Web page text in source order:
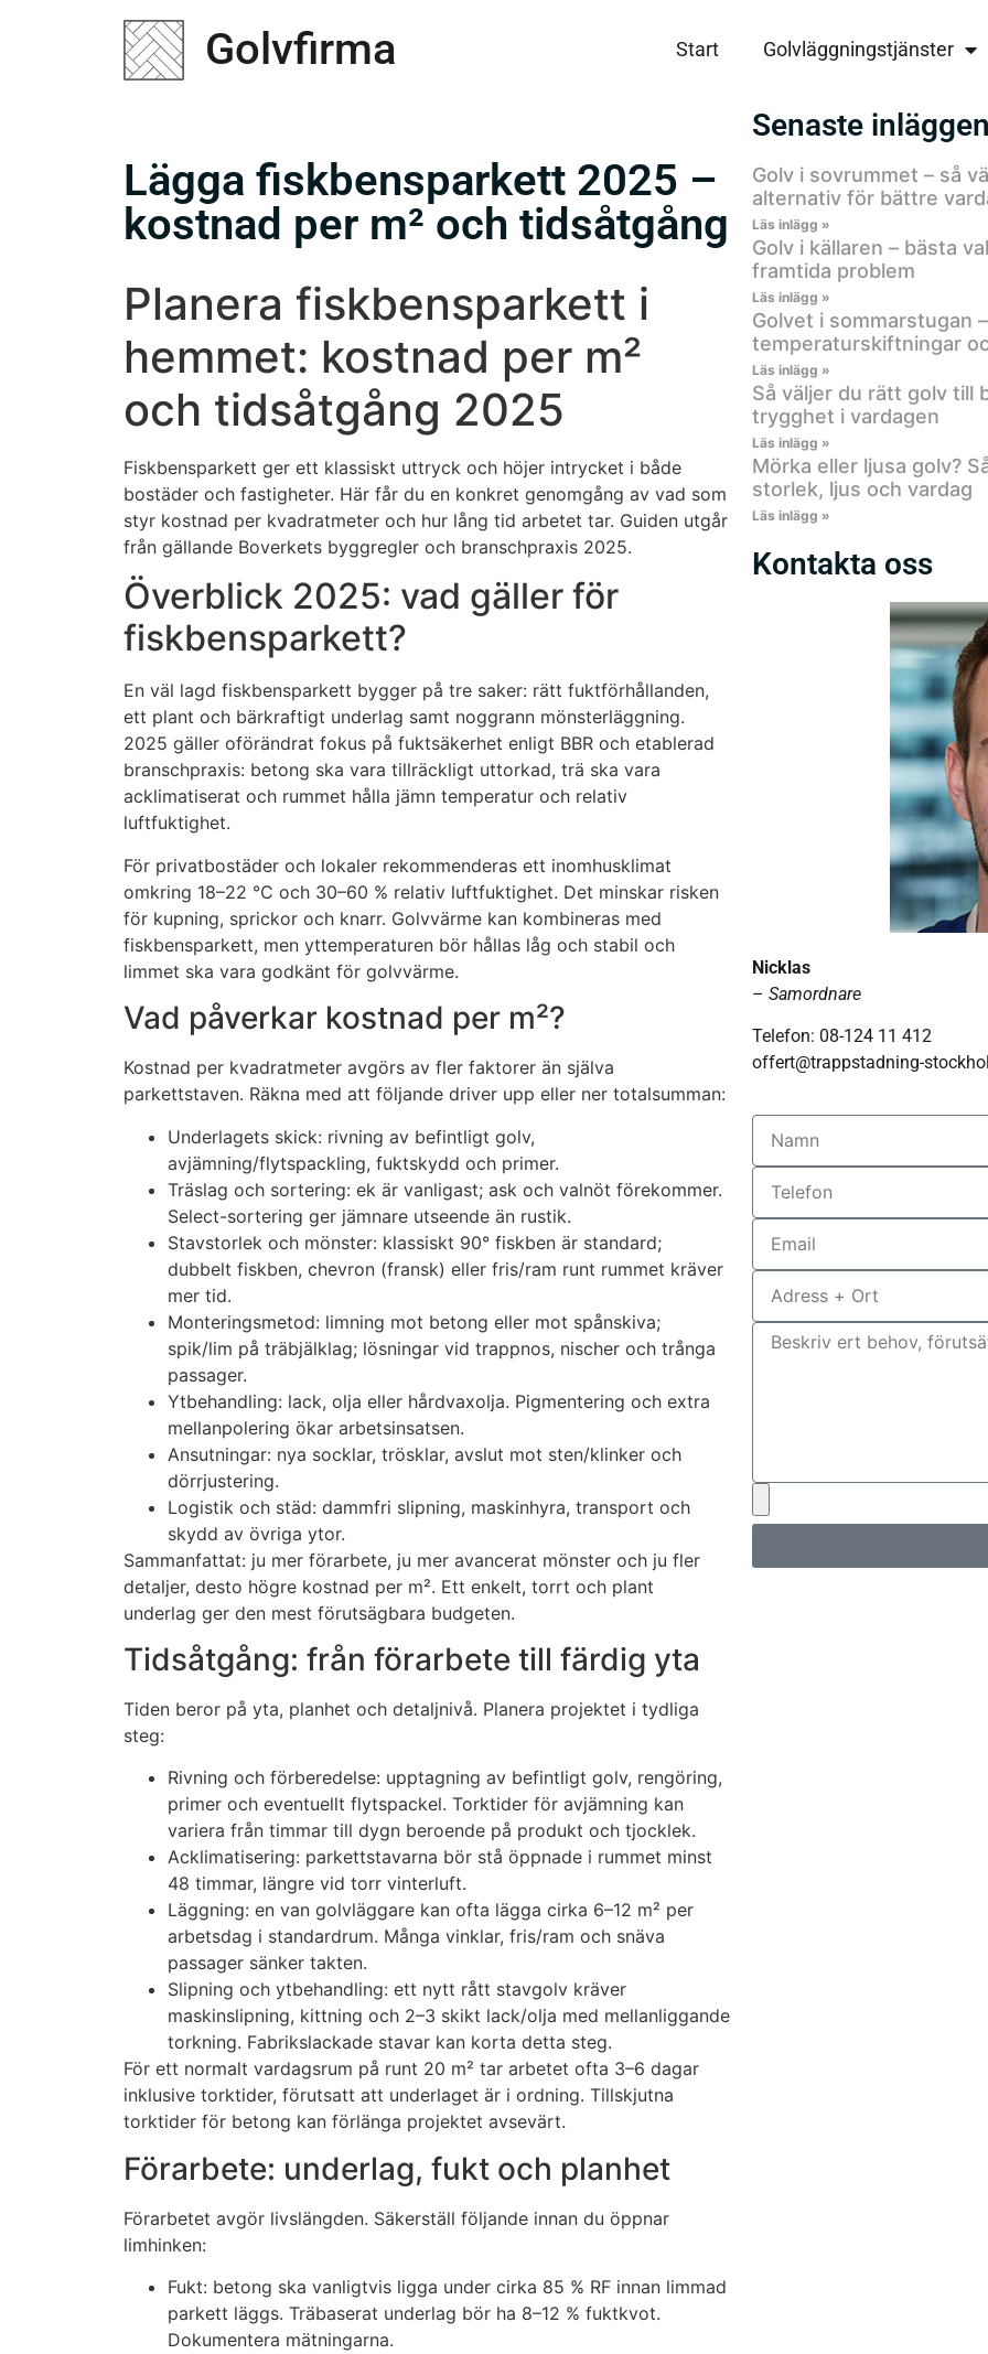
Golvfirma Start Golvläggningstjänster
Lägga fiskbensparkett 2025 –
kostnad per m² och tidsåtgång
Planera fiskbensparkett i
hemmet: kostnad per m²
och tidsåtgång 2025
Fiskbensparkett ger ett klassiskt uttryck och höjer intrycket i både
bostäder och fastigheter. Här får du en konkret genomgång av vad som
styr kostnad per kvadratmeter och hur lång tid arbetet tar. Guiden utgår
från gällande Boverkets byggregler och branschpraxis 2025.
Överblick 2025: vad gäller för
fiskbensparkett?
En väl lagd fiskbensparkett bygger på tre saker: rätt fuktförhållanden,
ett plant och bärkraftigt underlag samt noggrann mönsterläggning.
2025 gäller oförändrat fokus på fuktsäkerhet enligt BBR och etablerad
branschpraxis: betong ska vara tillräckligt uttorkad, trä ska vara
acklimatiserat och rummet hålla jämn temperatur och relativ
luftfuktighet.
För privatbostäder och lokaler rekommenderas ett inomhusklimat
omkring 18–22 °C och 30–60 % relativ luftfuktighet. Det minskar risken
för kupning, sprickor och knarr. Golvvärme kan kombineras med
fiskbensparkett, men yttemperaturen bör hållas låg och stabil och
limmet ska vara godkänt för golvvärme.
Vad påverkar kostnad per m²?
Kostnad per kvadratmeter avgörs av fler faktorer än själva
parkettstaven. Räkna med att följande driver upp eller ner totalsumman:
Underlagets skick: rivning av befintligt golv,
avjämning/flytspackling, fuktskydd och primer.
Träslag och sortering: ek är vanligast; ask och valnöt förekommer.
Select-sortering ger jämnare utseende än rustik.
Stavstorlek och mönster: klassiskt 90° fiskben är standard;
dubbelt fiskben, chevron (fransk) eller fris/ram runt rummet kräver
mer tid.
Monteringsmetod: limning mot betong eller mot spånskiva;
spik/lim på träbjälklag; lösningar vid trappnos, nischer och trånga
passager.
Ytbehandling: lack, olja eller hårdvaxolja. Pigmentering och extra
mellanpolering ökar arbetsinsatsen.
Ansutningar: nya socklar, trösklar, avslut mot sten/klinker och
dörrjustering.
Logistik och städ: dammfri slipning, maskinhyra, transport och
skydd av övriga ytor.
Sammanfattat: ju mer förarbete, ju mer avancerat mönster och ju fler
detaljer, desto högre kostnad per m². Ett enkelt, torrt och plant
underlag ger den mest förutsägbara budgeten.
Tidsåtgång: från förarbete till färdig yta
Tiden beror på yta, planhet och detaljnivå. Planera projektet i tydliga
steg:
Rivning och förberedelse: upptagning av befintligt golv, rengöring,
primer och eventuellt flytspackel. Torktider för avjämning kan
variera från timmar till dygn beroende på produkt och tjocklek.
Acklimatisering: parkettstavarna bör stå öppnade i rummet minst
48 timmar, längre vid torr vinterluft.
Läggning: en van golvläggare kan ofta lägga cirka 6–12 m² per
arbetsdag i standardrum. Många vinklar, fris/ram och snäva
passager sänker takten.
Slipning och ytbehandling: ett nytt rått stavgolv kräver
maskinslipning, kittning och 2–3 skikt lack/olja med mellanliggande
torkning. Fabrikslackade stavar kan korta detta steg.
För ett normalt vardagsrum på runt 20 m² tar arbetet ofta 3–6 dagar
inklusive torktider, förutsatt att underlaget är i ordning. Tillskjutna
torktider för betong kan förlänga projektet avsevärt.
Förarbete: underlag, fukt och planhet
Förarbetet avgör livslängden. Säkerställ följande innan du öppnar
limhinken:
Fukt: betong ska vanligtvis ligga under cirka 85 % RF innan limmad
parkett läggs. Träbaserat underlag bör ha 8–12 % fuktkvot.
Dokumentera mätningarna.
Senaste inläggen
Golv i sovrummet – så
alternativ för bättre
Läs inlägg »
Golv i källaren – bästa
framtida problem
Läs inlägg »
Golvet i sommarstugan
temperaturskiftningar
Läs inlägg »
Så väljer du rätt golv till
trygghet i vardagen
Läs inlägg »
Mörka eller ljusa golv?
storlek, ljus och vardag
Läs inlägg »
Kontakta oss
Nicklas
– Samordnare
Telefon: 08-124 11 412
offert@trappstadning-